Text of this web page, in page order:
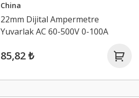
China
22mm Dijital Ampermetre
Yuvarlak AC 60-500V 0-100A
85,82 ₺